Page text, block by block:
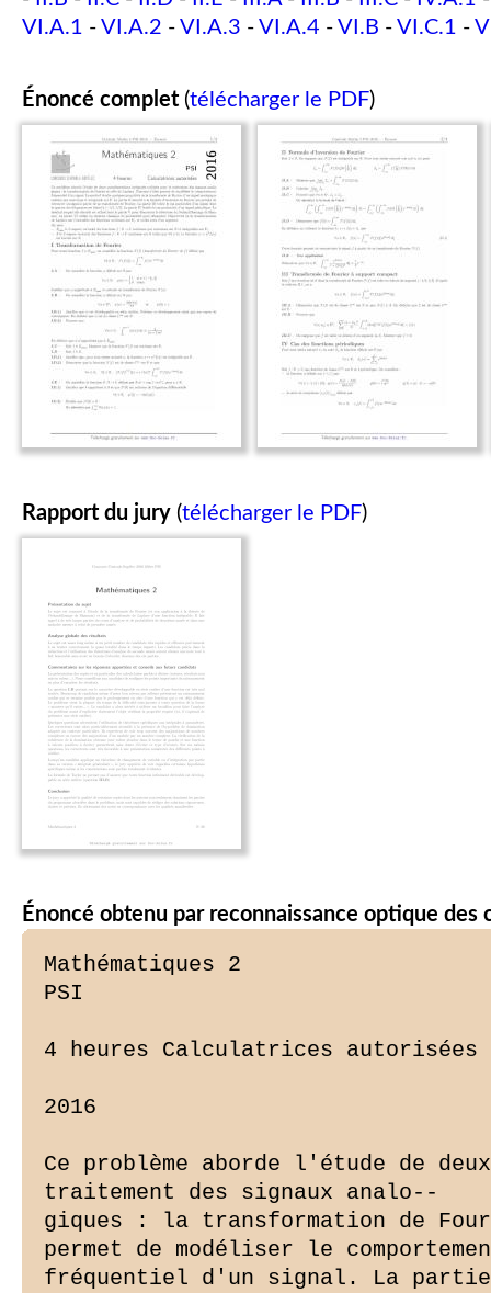
VI.A.1 - VI.A.2 - VI.A.3 - VI.A.4 - VI.B - VI.C.1 -
Énoncé complet (télécharger le PDF)
Rapport du jury (télécharger le PDF)
Énoncé obtenu par reconnaissance optique des
Mathématiques 2
PSI
4 heures Calculatrices autorisées
2016
Ce problème aborde l'étude de
traitement des signaux analo--
giques : la transformation de
permet de modéliser le
fréquentiel d'un signal. La